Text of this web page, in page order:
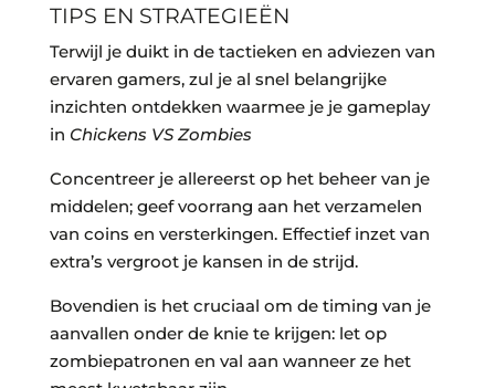
TIPS EN STRATEGIEËN
Terwijl je duikt in de tactieken en adviezen van
ervaren gamers, zul je al snel belangrijke
inzichten ontdekken waarmee je je gameplay
in Chickens VS Zombies
Concentreer je allereerst op het beheer van je
middelen; geef voorrang aan het verzamelen
van coins en versterkingen. Effectief inzet van
extra’s vergroot je kansen in de strijd.
Bovendien is het cruciaal om de timing van je
aanvallen onder de knie te krijgen: let op
zombiepatronen en val aan wanneer ze het